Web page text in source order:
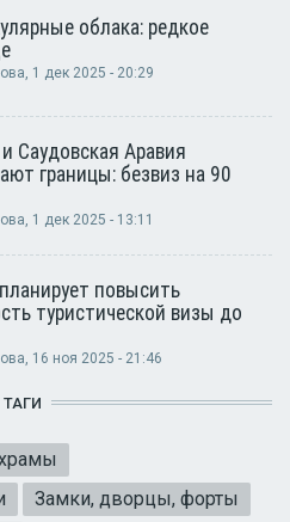
облака: редкое
, 1 дек 2025 - 20:29
Саудовская Аравия
границы: безвиз на 90
, 1 дек 2025 - 13:11
повысить
туристической визы до
, 16 ноя 2025 - 21:46
ТАГИ
Замки, дворцы, форты